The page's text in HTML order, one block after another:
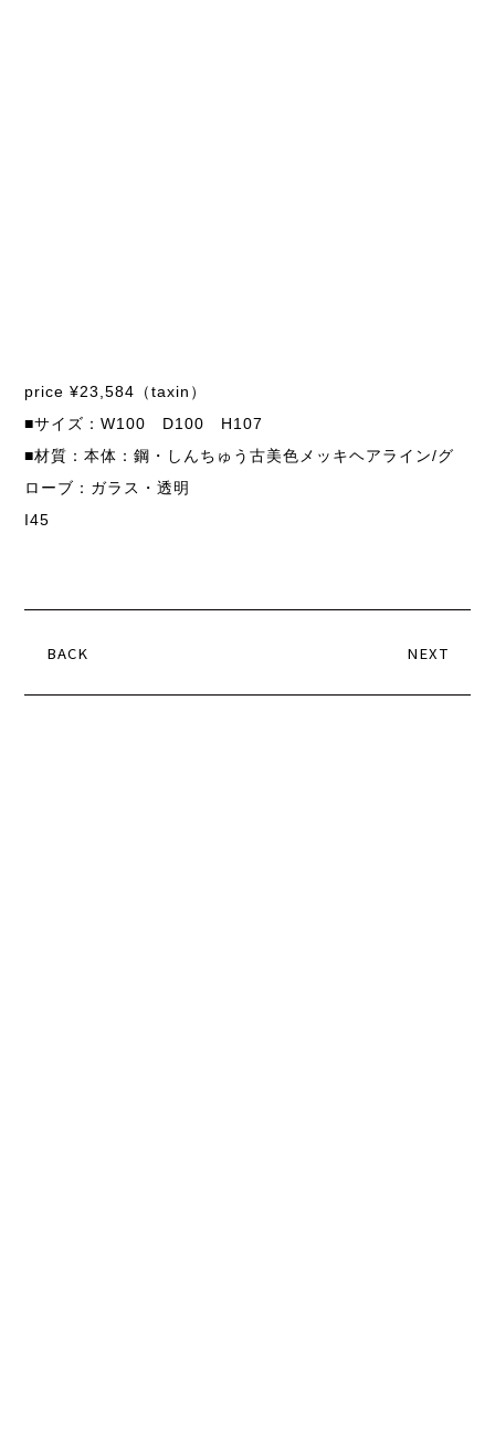
price ¥23,584（taxin）
■サイズ：W100 D100 H107
■材質：本体：鋼・しんちゅう古美色メッキヘアライン/グ
ローブ：ガラス・透明
I45
BACK NEXT